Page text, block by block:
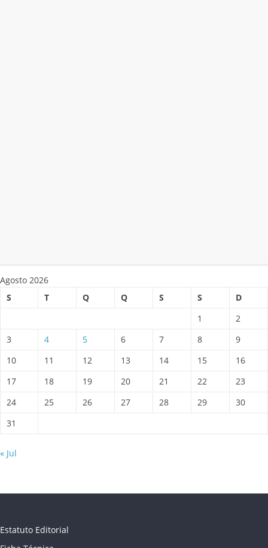
Agosto 2026
S
T Q Q S S
D
1
2
3
4 5 6 7 8
9
10
11 12 13 14 15
16
17
18 19 20 21 22
23
24
25 26 27 28 29
30
31
« Jul
Estatuto Editorial